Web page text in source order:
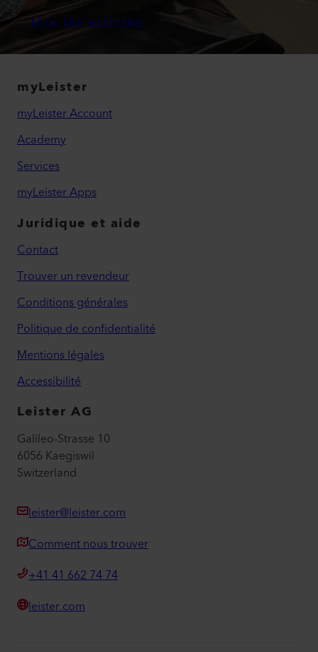
Lire les articles
myLeister
myLeister Account
Academy
Services
myLeister Apps
Juridique et aide
Contact
Trouver un revendeur
Conditions générales
Politique de confidentialité
Mentions légales
Accessibilité
Leister AG
Galileo-Strasse 10
6056 Kaegiswil
Switzerland
leister@leister.com
Comment nous trouver
+41 41 662 74 74
leister.com